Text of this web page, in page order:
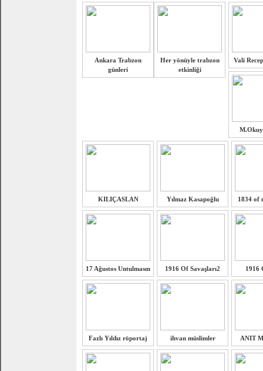
Ankara Trabzon
günleri
Her yönüyle trabzon
etkinliği
Vali
KILIÇASLAN Yılmaz Kasapoğlu 1834 of
17 Ağustos Untulmasın 1916 Of Savaşları2 1916
Fazlı Yıldız röportaj ihvan müslimler ANIT